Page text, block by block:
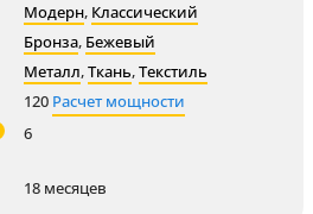
Модерн, Классический
Бронза, Бежевый
Металл,Ткань,Текстиль
120 Расчет мощности
6
18 месяцев